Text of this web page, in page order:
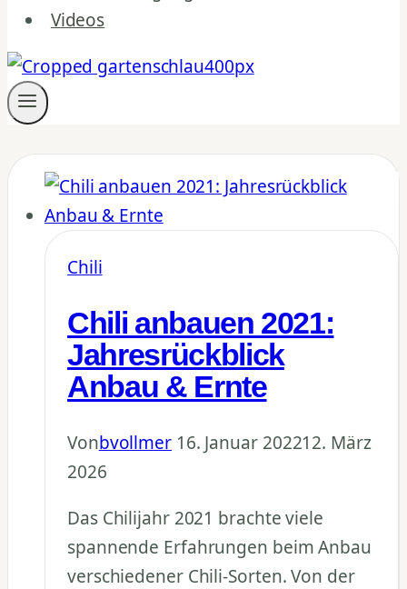
Videos
Chili
Chili anbauen 2021:
Jahresrückblick
Anbau & Ernte
Vonbvollmer 16. Januar 202212. März
2026
Das Chilijahr 2021 brachte viele
spannende Erfahrungen beim Anbau
verschiedener Chili-Sorten. Von der